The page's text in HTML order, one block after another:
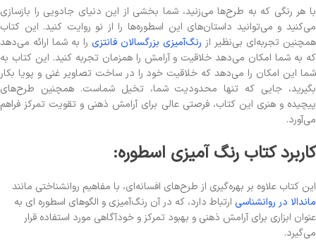
با هر رنگی که به طرح‌ها می‌زنید، شما بخشی از این دنیای جادویی را بازسازی
می‌کنید و می‌توانید داستان‌های این اسطوره‌ها را از نو روایت کنید. این کتاب
همچنین تجربه‌ای بی‌نظیر از رنگ‌آمیزی بزرگسالان فانتزی را به شما ارائه می‌دهد
که به شما امکان می‌دهد خلاقیت و آرامش را همزمان تجربه کنید. این کتاب به
شما این امکان را می‌دهد که خلاقیت خود را در ساخت تصاویر غنی و پویا بکار
بگیرید، جایی که تنها محدودیت شما، تخیل شماست. همچنین طرح‌های
پیچیده و هنری این کتاب، فرصتی عالی برای آرامش ذهنی و تقویت تمرکز فراهم
می‌آورد.
کاربرد کتاب رنگ آمیزی اسطوره:
این کتاب علاوه بر بهره‌گیری از طرح‌های افسانه‌ای، با مفاهیم روانشناختی مانند
ماندالا در روانشناسی ارتباط دارد، که در آن رنگ‌آمیزی و الگوهای اسطوره ای به
عنوان ابزاری برای آرامش ذهنی و بهبود تمرکز و خودآگاهی مورد استفاده قرار
می‌گیرد.